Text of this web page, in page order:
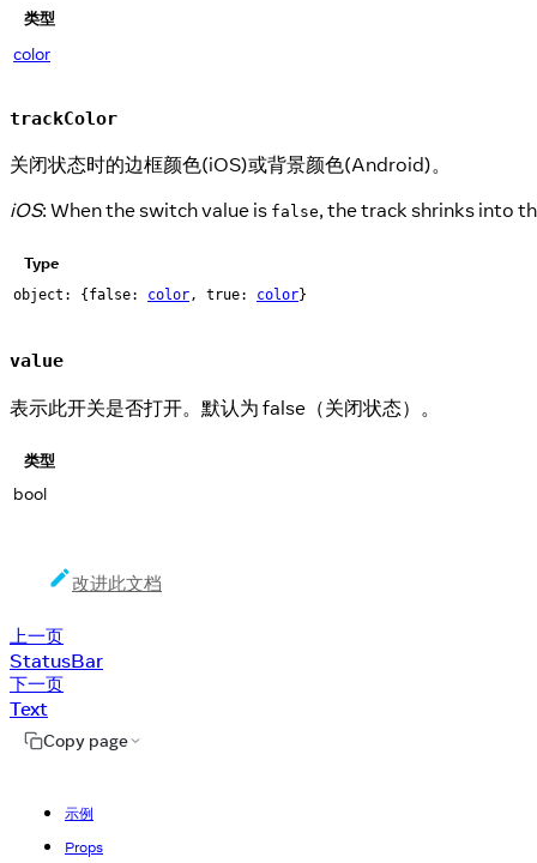
类型
color
trackColor
关闭状态时的边框颜色(iOS)或背景颜色(Android)。
iOS: When the switch value is false, the track shrinks into
Type
object: {false: color, true: color}
value
表示此开关是否打开。默认为 false（关闭状态）。
类型
bool
改进此文档
上一页
StatusBar
下一页
Text
Copy page
示例
Props